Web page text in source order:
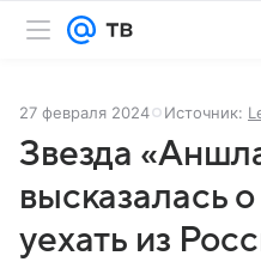
27 февраля 2024 Источник:
Звезда
высказалась
уехать из